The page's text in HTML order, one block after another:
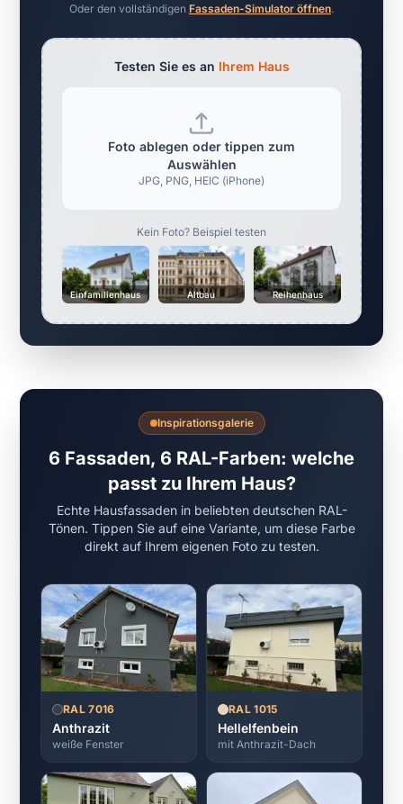
Oder den vollständigen Fassaden-Simulator öffnen.
Testen Sie es an Ihrem Haus
Foto ablegen oder tippen zum
Auswählen
JPG, PNG, HEIC (iPhone)
Kein Foto? Beispiel testen
Einfamilienhaus Altbau Reihenhaus
Inspirationsgalerie
6 Fassaden, 6 RAL-Farben: welche
passt zu Ihrem Haus?
Echte Hausfassaden in beliebten deutschen RAL-
Tönen. Tippen Sie auf eine Variante, um diese Farbe
direkt auf Ihrem eigenen Foto zu testen.
RAL 7016
Anthrazit
weiße Fenster
RAL 1015
Hellelfenbein
mit Anthrazit-Dach